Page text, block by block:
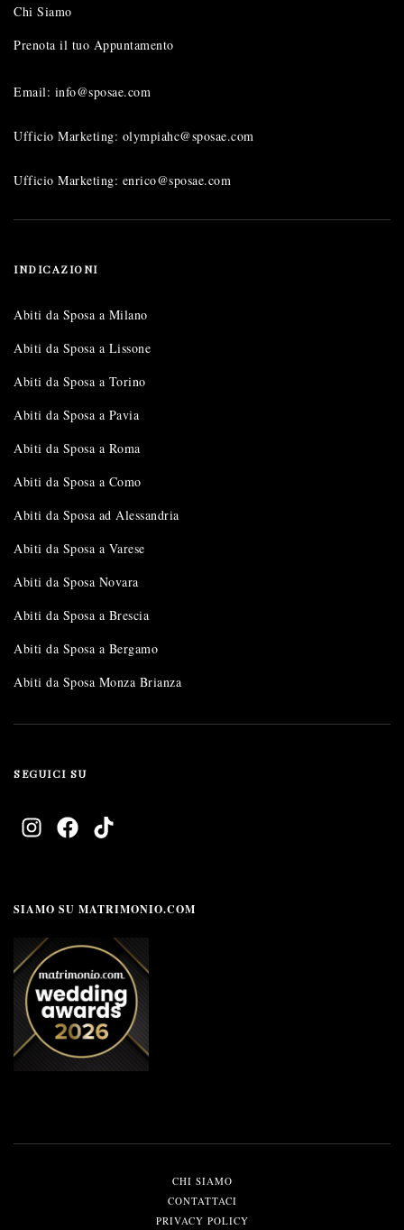
Chi Siamo
Prenota il tuo Appuntamento
Email: info@sposae.com
Ufficio Marketing: olympiahc@sposae.com
Ufficio Marketing: enrico@sposae.com
INDICAZIONI
Abiti da Sposa a Milano
Abiti da Sposa a Lissone
Abiti da Sposa a Torino
Abiti da Sposa a Pavia
Abiti da Sposa a Roma
Abiti da Sposa a Como
Abiti da Sposa ad Alessandria
Abiti da Sposa a Varese
Abiti da Sposa Novara
Abiti da Sposa a Brescia
Abiti da Sposa a Bergamo
Abiti da Sposa Monza Brianza
SEGUICI SU
SIAMO SU MATRIMONIO.COM
CHI SIAMO
CONTATTACI
PRIVACY POLICY